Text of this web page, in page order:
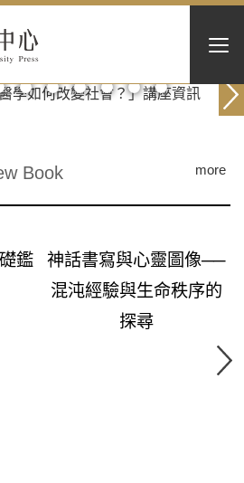
Book more
鑑
神話書寫與心靈圖像──
混沌經驗與生命秩序的
探尋